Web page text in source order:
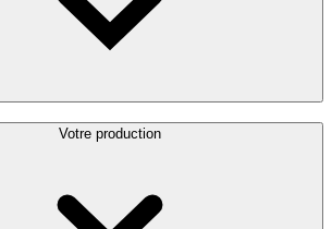
Votre production